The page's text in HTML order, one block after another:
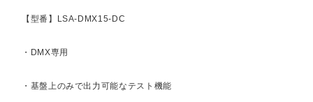
【型番】LSA-DMX15-DC
・DMX専用
・基盤上のみで出力可能なテスト機能